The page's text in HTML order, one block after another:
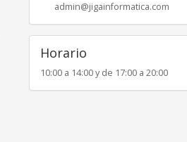
admin@jigainformatica.com
Horario
10:00 a 14:00 y de 17:00 a 20:00